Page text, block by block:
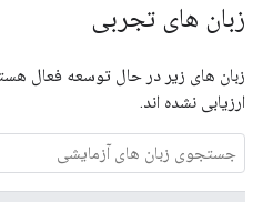
زبان های تجربی
زبان های زیر در حال توسعه فعال
ارزیابی نشده اند.